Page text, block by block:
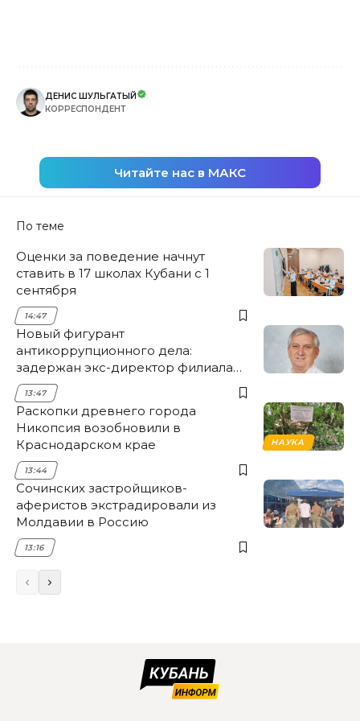
ДЕНИС ШУЛЬГАТЫЙ
КОРРЕСПОНДЕНТ
Читайте нас в МАКС
По теме
Оценки за поведение начнут
ставить в 17 школах Кубани с 1
сентября
14:47
Новый фигурант
антикоррупционного дела:
задержан экс-директор филиала
НЭСК Крымска
13:47
НАУКА
Раскопки древнего города
Никопсия возобновили в
Краснодарском крае
13:44
Сочинских застройщиков-
аферистов экстрадировали из
Молдавии в Россию
13:16